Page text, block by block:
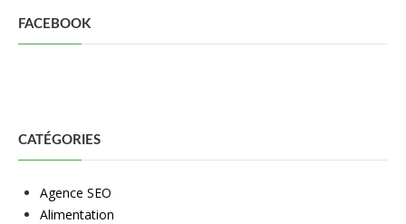
FACEBOOK
CATÉGORIES
Agence SEO
Alimentation